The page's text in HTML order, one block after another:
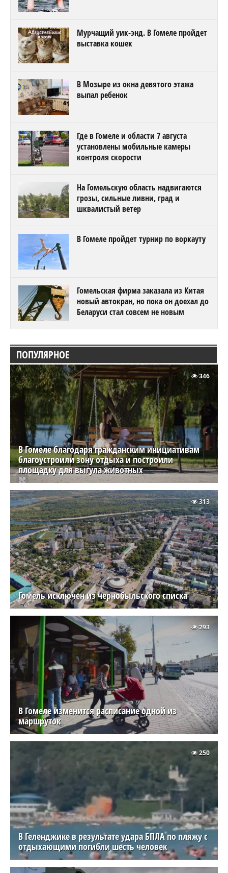
Мурчащий уик-энд. В Гомеле пройдет
выставка кошек
В Мозыре из окна девятого этажа
выпал ребенок
Где в Гомеле и области 7 августа
установлены мобильные камеры
контроля скорости
На Гомельскую область надвигаются
грозы, сильные ливни, град и
шквалистый ветер
В Гомеле пройдет турнир по воркауту
Гомельская фирма заказала из Китая
новый автокран, но пока он доехал до
Беларуси стал совсем не новым
ПОПУЛЯРНОЕ
В Гомеле благодаря гражданским инициативам
благоустроили зону отдыха и построили
площадку для выгула животных
346
Гомель исключен из чернобыльского списка
313
В Гомеле изменится расписание одной из
маршруток
293
В Геленджике в результате удара БПЛА по пляжу с
отдыхающими погибли шесть человек
250